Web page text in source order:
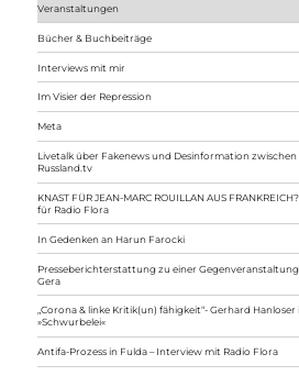
Veranstaltungen
Bücher & Buchbeiträge
Interviews mit mir
Im Visier der Repression
Meta
Livetalk über Fakenews und Desinformation
Russland.tv
KNAST FÜR JEAN-MARC ROUILLAN AUS
für Radio Flora
In Gedenken an Harun Farocki
Presseberichterstattung zu einer
Gera
„Corona & linke Kritik(un) fähigkeit“- Gerhard
»Schwurbelei«
Antifa-Prozess in Fulda – Interview mit Radio Flora